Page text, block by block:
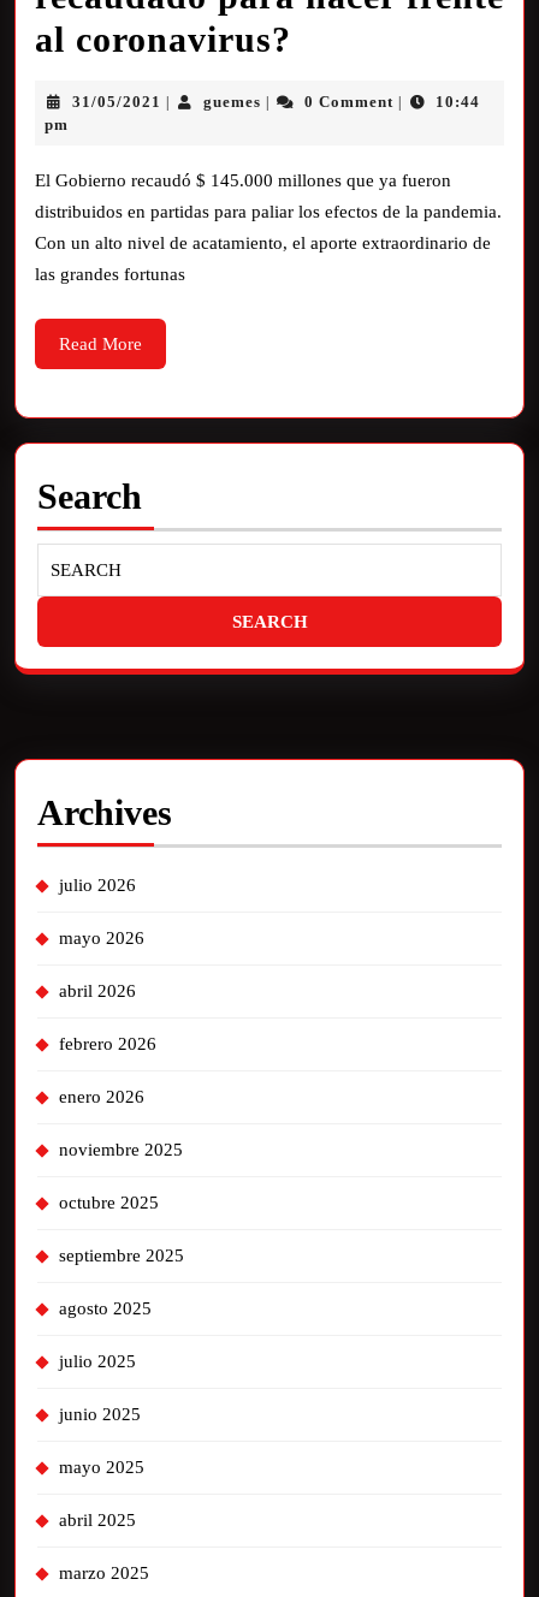
al coronavirus?
31/05/2021 guemes 0 Comment
10:44
pm
El Gobierno recaudó $ 145.000 millones que ya fueron
distribuidos en partidas para paliar los efectos de la pandemia.
Con un alto nivel de acatamiento, el aporte extraordinario de
las grandes fortunas
Read More
Search
Archives
julio 2026
mayo 2026
abril 2026
febrero 2026
enero 2026
noviembre 2025
octubre 2025
septiembre 2025
agosto 2025
julio 2025
junio 2025
mayo 2025
abril 2025
marzo 2025